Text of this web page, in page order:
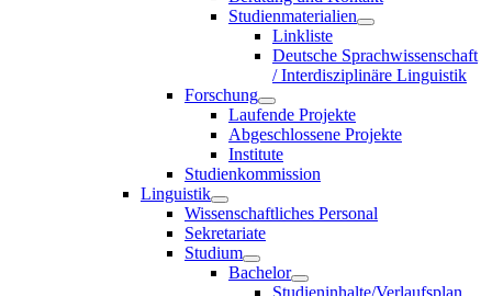
Studienmaterialien
Linkliste
Deutsche Sprachwissenschaft
/ Interdisziplinäre Linguistik
Forschung
Laufende Projekte
Abgeschlossene Projekte
Institute
Studienkommission
Linguistik
Wissenschaftliches Personal
Sekretariate
Studium
Bachelor
Studieninhalte/Verlaufsplan